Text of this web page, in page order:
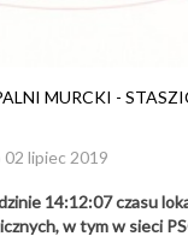
MURCKI -
lipiec 2019
14:12:07 czasu
w tym w sieci